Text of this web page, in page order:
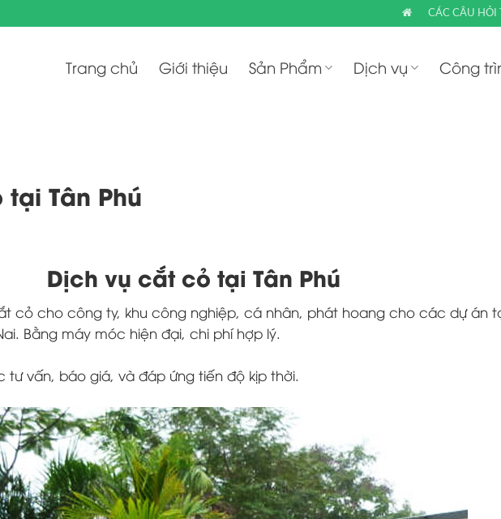
CÁC CÂU
Trang chủ Giới thiệu Sản Phẩm Dịch vụ Công
Tân Phú
Dịch vụ cắt cỏ tại Tân Phú
cỏ cho công ty, khu công nghiệp, cá nhân, phát hoang cho các dự án
Bằng máy móc hiện đại, chi phí hợp lý.
tư vấn, báo giá, và đáp ứng tiến độ kịp thời.